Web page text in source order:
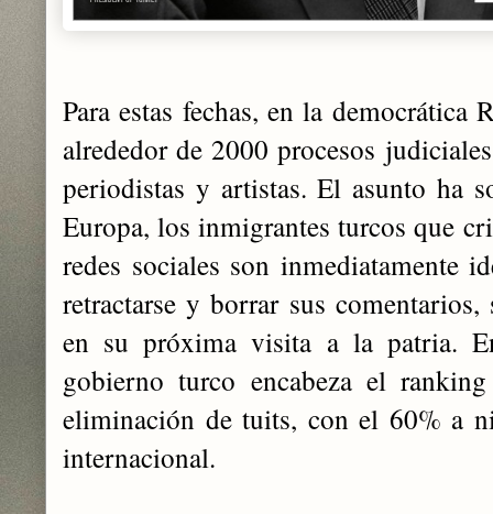
Para estas fechas, en la democrática
alrededor de 2000 procesos
periodistas y artistas. El asunto ha
Europa, los inmigrantes turcos que
redes sociales son inmediatamente
retractarse y borrar sus
en su próxima visita a la patria.
gobierno turco encabeza el
eliminación de tuits, con el 60% a
internacional.